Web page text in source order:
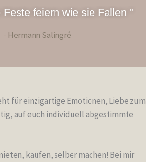
Feste feiern wie sie Fallen "
- Hermann Salingré
für einzigartige Emotionen, Liebe zum
auf euch individuell abgestimmte
kaufen, selber machen! Bei mir